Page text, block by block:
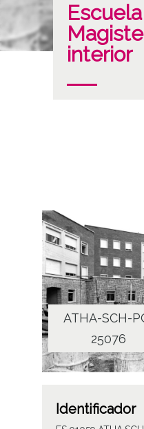
interior
ATHA-SCH-
25076
Identificador